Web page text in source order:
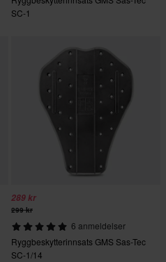
SC-1
289 kr
299 kr
6 anmeldelser
Ryggbeskytterinnsats GMS Sas-Tec
SC-1/14